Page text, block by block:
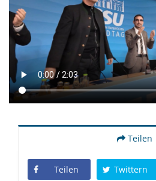
Teilen
Teilen Twittern